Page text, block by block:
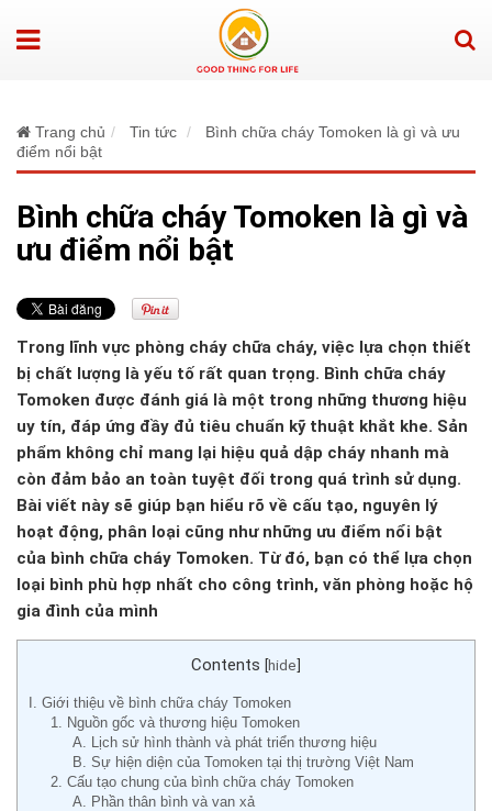
Trang chủ Tin tức
Bình chữa cháy Tomoken là gì và ưu
điểm nổi bật
Bình chữa cháy Tomoken là gì và
ưu điểm nổi bật
Trong lĩnh vực phòng cháy chữa cháy, việc lựa chọn thiết
bị chất lượng là yếu tố rất quan trọng. Bình chữa cháy
Tomoken được đánh giá là một trong những thương hiệu
uy tín, đáp ứng đầy đủ tiêu chuẩn kỹ thuật khắt khe. Sản
phẩm không chỉ mang lại hiệu quả dập cháy nhanh mà
còn đảm bảo an toàn tuyệt đối trong quá trình sử dụng.
Bài viết này sẽ giúp bạn hiểu rõ về cấu tạo, nguyên lý
hoạt động, phân loại cũng như những ưu điểm nổi bật
của bình chữa cháy Tomoken. Từ đó, bạn có thể lựa chọn
loại bình phù hợp nhất cho công trình, văn phòng hoặc hộ
gia đình của mình
Contents [hide]
I. Giới thiệu về bình chữa cháy Tomoken
1. Nguồn gốc và thương hiệu Tomoken
A. Lịch sử hình thành và phát triển thương hiệu
B. Sự hiện diện của Tomoken tại thị trường Việt Nam
2. Cấu tạo chung của bình chữa cháy Tomoken
A. Phần thân bình và van xả